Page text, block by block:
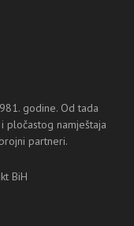
godine. Od tada
pločastog namještaja
partneri.
BiH